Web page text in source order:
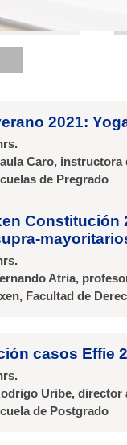
2021:
Caro, instructora
de Pregrado
Atria,
Facultad de
casos Effie
Uribe, director
de Postgrado